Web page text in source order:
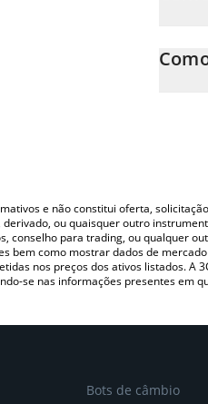
Neste
e não constitui oferta,
ou quaisquer outro
conselho para trading, ou qualquer
bem como mostrar dados de
nos preços dos ativos listados.
se nas informações presentes em
Bots de câmbio